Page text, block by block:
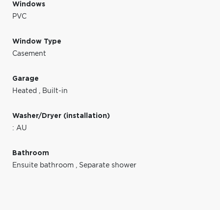
Windows
PVC
Window Type
Casement
Garage
Heated , Built-in
Washer/Dryer (installation)
: AU
Bathroom
Ensuite bathroom , Separate shower